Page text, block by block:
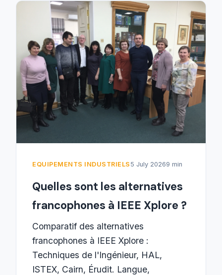
EQUIPEMENTS INDUSTRIELS 5 July 20269 min
Quelles sont les alternatives
francophones à IEEE Xplore ?
Comparatif des alternatives
francophones à IEEE Xplore :
Techniques de l'Ingénieur, HAL,
ISTEX, Cairn, Érudit. Langue,